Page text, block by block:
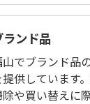
ランド品
でブランド品
提供しています
除や買い替えに